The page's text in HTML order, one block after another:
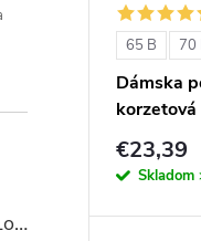
Dámska podprsenka - push-up - Lormar Miranda
65 B 70
Dámska
Double
€23,39
Skladom